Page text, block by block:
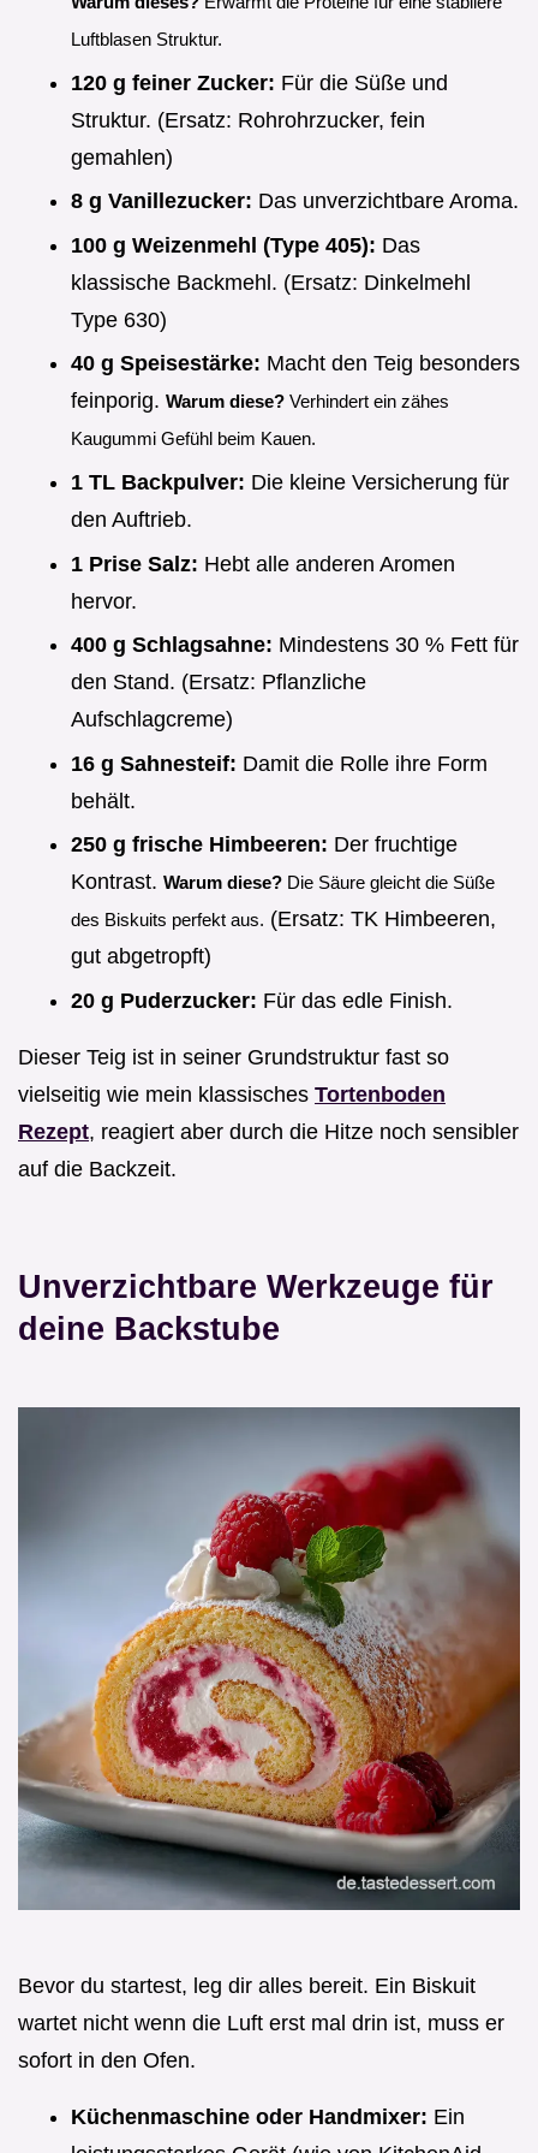
Luftblasen Struktur.
120 g feiner Zucker: Für die Süße und
Struktur. (Ersatz: Rohrohrzucker, fein
gemahlen)
8 g Vanillezucker: Das unverzichtbare Aroma.
100 g Weizenmehl (Type 405): Das
klassische Backmehl. (Ersatz: Dinkelmehl
Type 630)
40 g Speisestärke: Macht den Teig besonders
feinporig. Warum diese? Verhindert ein zähes
Kaugummi Gefühl beim Kauen.
1 TL Backpulver: Die kleine Versicherung für
den Auftrieb.
1 Prise Salz: Hebt alle anderen Aromen
hervor.
400 g Schlagsahne: Mindestens 30 % Fett für
den Stand. (Ersatz: Pflanzliche
Aufschlagcreme)
16 g Sahnesteif: Damit die Rolle ihre Form
behält.
250 g frische Himbeeren: Der fruchtige
Kontrast. Warum diese? Die Säure gleicht die Süße
des Biskuits perfekt aus. (Ersatz: TK Himbeeren,
gut abgetropft)
20 g Puderzucker: Für das edle Finish.
Dieser Teig ist in seiner Grundstruktur fast so
vielseitig wie mein klassisches Tortenboden
Rezept, reagiert aber durch die Hitze noch sensibler
auf die Backzeit.
Unverzichtbare Werkzeuge für
deine Backstube
Bevor du startest, leg dir alles bereit. Ein Biskuit
wartet nicht wenn die Luft erst mal drin ist, muss er
sofort in den Ofen.
Küchenmaschine oder Handmixer: Ein